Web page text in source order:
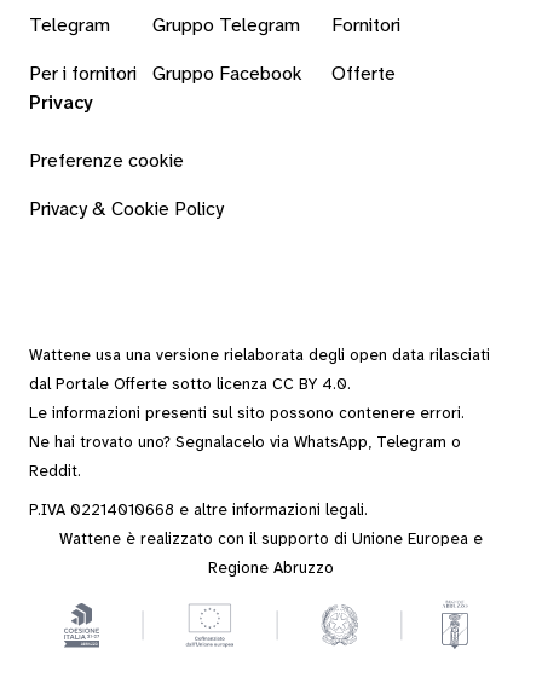
Telegram
Per i fornitori
Gruppo Telegram
Gruppo Facebook
Fornitori
Offerte
Privacy
Preferenze cookie
Privacy & Cookie Policy
Wattene usa una versione rielaborata degli open data rilasciati
dal Portale Offerte sotto licenza CC BY 4.0.
Le informazioni presenti sul sito possono contenere errori.
Ne hai trovato uno? Segnalacelo via WhatsApp, Telegram o
Reddit.
P.IVA 02214010668 e altre informazioni legali.
Wattene è realizzato con il supporto di Unione Europea e
Regione Abruzzo